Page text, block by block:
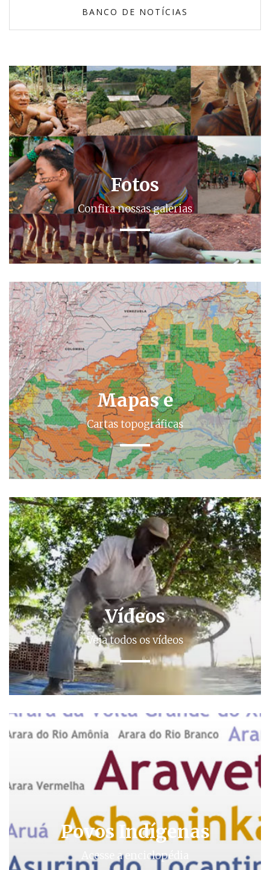
BANCO DE NOTÍCIAS
Fotos
Confira nossas galerias
Mapas e
Cartas topográficas
Vídeos
Veja todos os vídeos
Povos Indígenas
Acesse a enciclopédia